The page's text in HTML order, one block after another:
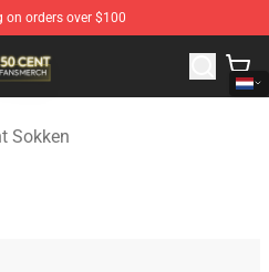
on orders over $100
50 Cent Merchandise Store
Sokken